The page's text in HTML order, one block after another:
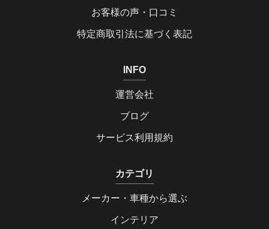
お客様の声・口コミ
特定商取引法に基づく表記
INFO
運営会社
ブログ
サービス利用規約
カテゴリ
メーカー・車種から選ぶ
インテリア